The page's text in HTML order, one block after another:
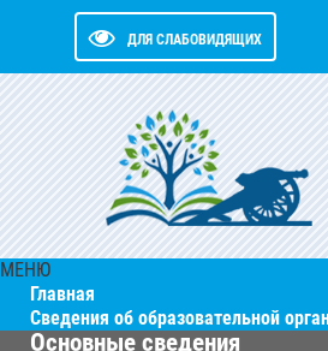
ДЛЯ СЛАБОВИДЯЩИХ
МЕНЮ
Главная
Сведения об образовательной
Основные сведения